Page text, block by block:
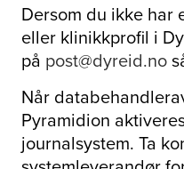
Dersom du ikke
eller klinikkprofil i
på post@dyreid.no
Når
Pyramidion
journalsystem. Ta